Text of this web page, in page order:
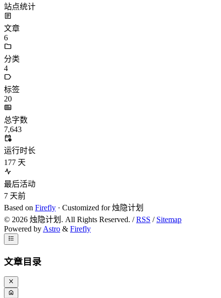
站点统计
文章
6
分类
4
标签
20
总字数
7,643
运行时长
177 天
最后活动
7 天前
Based on Firefly · Customized for 烛隐计划
© 2026 烛隐计划. All Rights Reserved. /RSS / Sitemap
Powered byAstro & Firefly
文章目录